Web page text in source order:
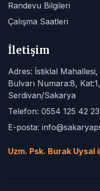
Randevu Bilgileri
Çalışma Saatleri
İletişim
Adres: İstiklal
Bulvarı Numara:8,
Serdivan/Sakarya
Telefon: 0554 125 42 23
E-posta:
Uzm. Psk. Burak Uysal